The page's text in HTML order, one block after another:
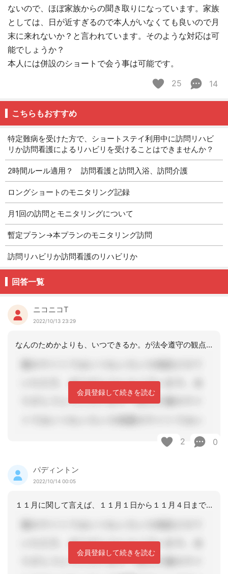
ないので、ほぼ家族からの聞き取りになっています。家族
としては、日が近すぎるので本人がいなくても良いので月
末に来れないか？と言われています。そのような対応は可
能でしょうか？
本人には併設のショートで会う事は可能です。
25
14
こちらもおすすめ
特定難病を受けた方で、ショートステイ利用中に訪問リハビ
リか訪問看護によるリハビリを受けることはできませんか？
2時間ルール適用？ 訪問看護と訪問入浴、訪問介護
ロングショートのモニタリング記録
月1回の訪問とモニタリングについて
暫定プラン→本プランのモニタリング訪問
訪問リハビリか訪問看護のリハビリか
回答一覧
ニコニコT
2022/10/13 23:29
なんのためかよりも、いつできるか。が法令遵守の観点であれば重要でしょう。
会員登録して続きを読む
2 0
パディントン
2022/10/14 00:05
１１月に関して言えば、１１月１日から１１月４日までしか在宅で過ごしていないのです
会員登録して続きを読む